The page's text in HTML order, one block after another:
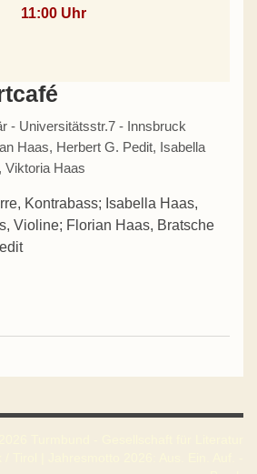
11:00 Uhr
- Universitätsstr.7 - Innsbruck
Haas, Herbert G. Pedit, Isabella
, Viktoria Haas
Kontrabass; Isabella Haas,
Violine; Florian Haas, Bratsche